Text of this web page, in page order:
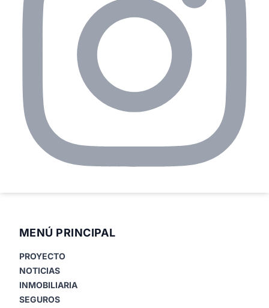
MENÚ PRINCIPAL
PROYECTO
NOTICIAS
INMOBILIARIA
SEGUROS